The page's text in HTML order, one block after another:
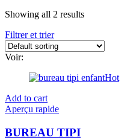
Showing all 2 results
Filtrer et trier
Voir:
Hot
Add to cart
Aperçu rapide
BUREAU TIPI